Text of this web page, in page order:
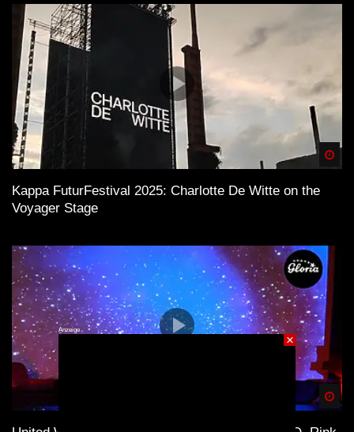
Kappa FuturFestival 2025: Charlotte De Witte on the
Voyager Stage
Anzeige
×